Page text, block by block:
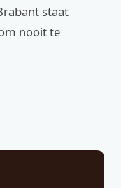
staat
nooit te